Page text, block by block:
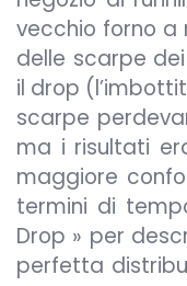
vecchio forno a
delle scarpe
il drop
scarpe
ma i risultati
maggiore
termini di
Drop » per
perfetta